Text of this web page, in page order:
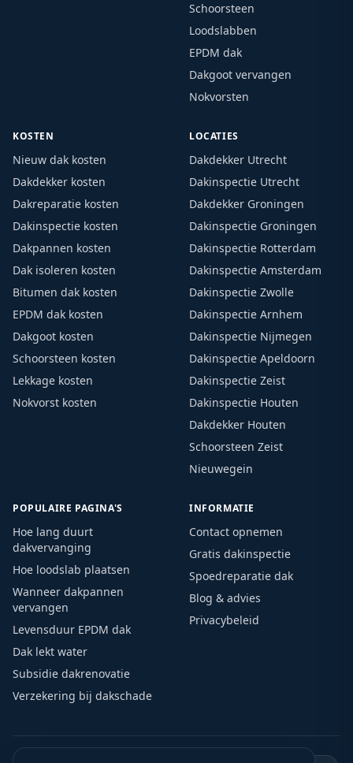
Schoorsteen
Loodslabben
EPDM dak
Dakgoot vervangen
Nokvorsten
KOSTEN
Nieuw dak kosten
Dakdekker kosten
Dakreparatie kosten
Dakinspectie kosten
Dakpannen kosten
Dak isoleren kosten
Bitumen dak kosten
EPDM dak kosten
Dakgoot kosten
Schoorsteen kosten
Lekkage kosten
Nokvorst kosten
LOCATIES
Dakdekker Utrecht
Dakinspectie Utrecht
Dakdekker Groningen
Dakinspectie Groningen
Dakinspectie Rotterdam
Dakinspectie Amsterdam
Dakinspectie Zwolle
Dakinspectie Arnhem
Dakinspectie Nijmegen
Dakinspectie Apeldoorn
Dakinspectie Zeist
Dakinspectie Houten
Dakdekker Houten
Schoorsteen Zeist
Nieuwegein
POPULAIRE PAGINA'S
Hoe lang duurt
dakvervanging
Hoe loodslab plaatsen
Wanneer dakpannen
vervangen
Levensduur EPDM dak
Dak lekt water
Subsidie dakrenovatie
Verzekering bij dakschade
INFORMATIE
Contact opnemen
Gratis dakinspectie
Spoedreparatie dak
Blog & advies
Privacybeleid